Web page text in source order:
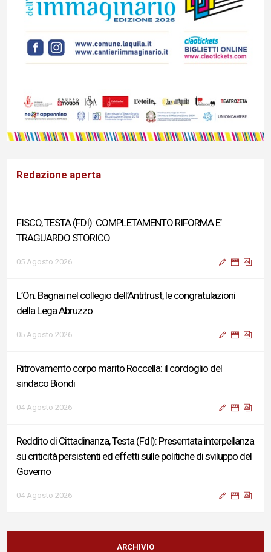
Redazione aperta
FISCO, TESTA (FDI): COMPLETAMENTO RIFORMA E’
TRAGUARDO STORICO
05 Agosto 2026
L’On. Bagnai nel collegio dell’Antitrust, le congratulazioni
della Lega Abruzzo
05 Agosto 2026
Ritrovamento corpo marito Roccella: il cordoglio del
sindaco Biondi
04 Agosto 2026
Reddito di Cittadinanza, Testa (FdI): Presentata interpellanza
su criticità persistenti ed effetti sulle politiche di sviluppo del
Governo
04 Agosto 2026
Sigismondi, Liris e Testa: “Profondo cordoglio e vicinanza al
Ministro Roccella e alla sua famiglia”
ARCHIVIO